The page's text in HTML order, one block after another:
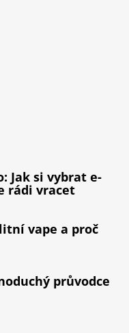
Jak si vybrat e-
rádi vracet
vape a proč
průvodce